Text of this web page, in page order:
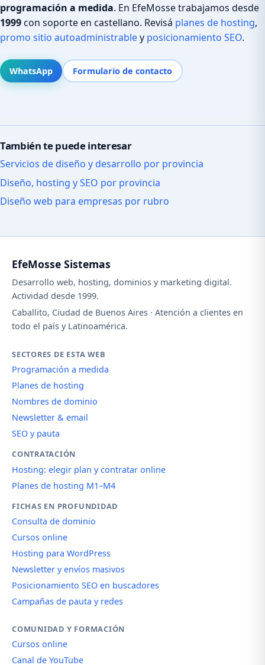
programación a medida. En EfeMosse trabajamos desde
1999con soporte en castellano. Revisá planes de hosting,
promo sitio autoadministrabley posicionamiento SEO.
WhatsApp Formulario de contacto
También te puede interesar
Servicios de diseño y desarrollo por provincia
Diseño, hosting y SEO por provincia
Diseño web para empresas por rubro
EfeMosse Sistemas
Desarrollo web, hosting, dominios y marketing digital.
Actividad desde 1999.
Caballito, Ciudad de Buenos Aires · Atención a clientes en
todo el país y Latinoamérica.
SECTORES DE ESTA WEB
Programación a medida
Planes de hosting
Nombres de dominio
Newsletter & email
SEO y pauta
CONTRATACIÓN
Hosting: elegir plan y contratar online
Planes de hosting M1–M4
FICHAS EN PROFUNDIDAD
Consulta de dominio
Cursos online
Hosting para WordPress
Newsletter y envíos masivos
Posicionamiento SEO en buscadores
Campañas de pauta y redes
COMUNIDAD Y FORMACIÓN
Cursos online
Canal de YouTube